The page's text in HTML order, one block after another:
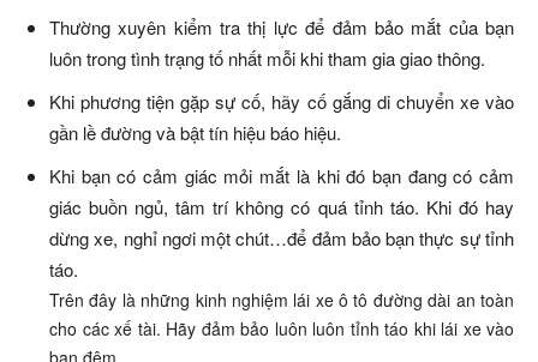
Thường xuyên kiểm tra thị lực để đảm bảo mắt của bạn
luôn trong tình trạng tố nhất mỗi khi tham gia giao thông.
Khi phương tiện gặp sự cố, hãy cố gắng di chuyển xe vào
gần lề đường và bật tín hiệu báo hiệu.
Khi bạn có cảm giác mỏi mắt là khi đó bạn đang có cảm
giác buồn ngủ, tâm trí không có quá tỉnh táo. Khi đó hay
dừng xe, nghỉ ngơi một chút…để đảm bảo bạn thực sự tỉnh
táo.
Trên đây là những kinh nghiệm lái xe ô tô đường dài an toàn
cho các xế tài. Hãy đảm bảo luôn luôn tỉnh táo khi lái xe vào
ban đêm.